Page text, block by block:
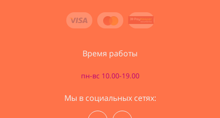
Время работы
пн-вс 10.00-19.00
Мы в социальных сетях: